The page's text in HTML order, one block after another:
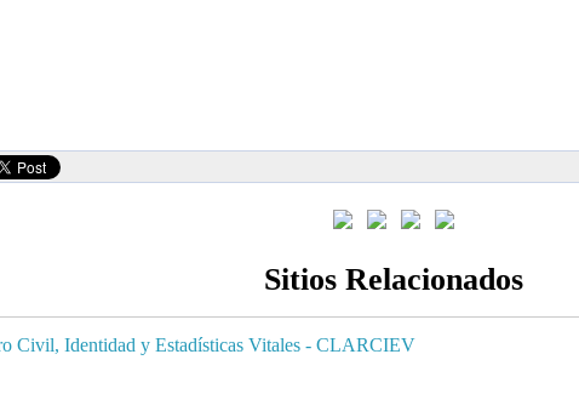
Sitios Relacionados
Civil, Identidad y Estadísticas Vitales - CLARCIEV